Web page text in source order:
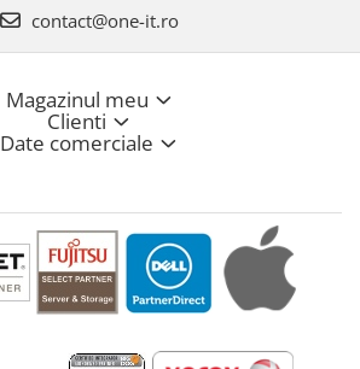
contact@one-it.ro
Magazinul meu
Clienti
Date comerciale